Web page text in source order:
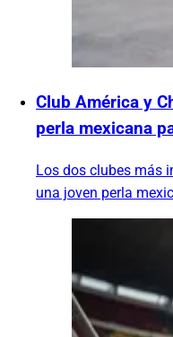
Club América y
perla mexicana
Los dos clubes más
una joven perla